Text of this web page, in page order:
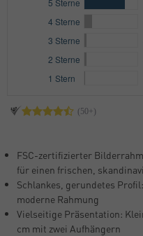
FSC-zertifizierter
für einen frischen,
Schlankes, gerundetes
moderne Rahmung
Vielseitige Präsentation:
cm mit zwei Aufhängern